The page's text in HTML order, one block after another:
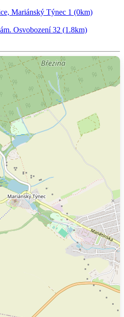
Mariánský Týnec 1 (0km)
Osvobození 32 (1.8km)